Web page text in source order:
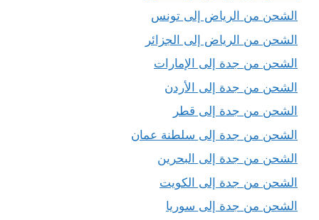
الشحن من الرياض إلى تونس
الشحن من الرياض إلى الجزائر
الشحن من جدة إلى الإمارات
الشحن من جدة إلى الأردن
الشحن من جدة إلى قطر
الشحن من جدة إلى سلطنة عمان
الشحن من جدة إلى البحرين
الشحن من جدة إلى الكويت
الشحن من جدة إلى سوريا